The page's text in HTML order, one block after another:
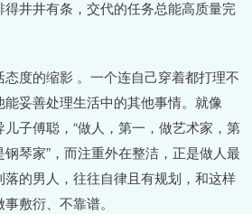
井井有条，交代的任务总能高质量完
度的缩影 。一个连自己穿着都打理不
妥善处理生活中的其他事情。就像
儿子傅聪，“做人，第一，做艺术家，第
琴家”，而注重外在整洁，正是做人最
的男人，往往自律且有规划，和这样
敷衍、不靠谱。